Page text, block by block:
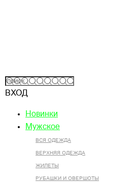
ВХОД
Новинки
Мужское
ВСЯ ОДЕЖДА
ВЕРХНЯЯ ОДЕЖДА
ЖИЛЕТЫ
РУБАШКИ И ОВЕРШОТЫ